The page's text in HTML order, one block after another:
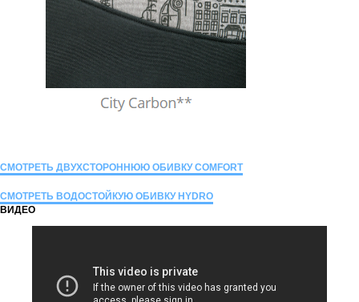
СМОТРЕТЬ ДВУХСТОРОННЮЮ ОБИВКУ COMFORT
СМОТРЕТЬ ВОДОСТОЙКУЮ ОБИВКУ HYDRO
ВИДЕО